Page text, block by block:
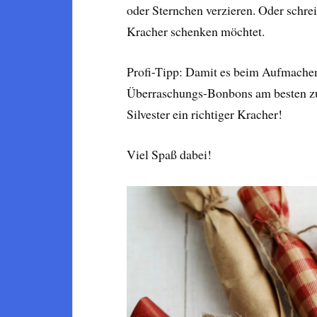
oder Sternchen verzieren. Oder
Kracher schenken möchtet.
Profi-Tipp: Damit es beim
Überraschungs-Bonbons am besten
Silvester ein richtiger Kracher!
Viel Spaß dabei!